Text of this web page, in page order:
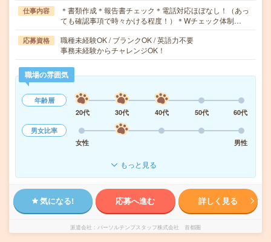
仕事内容
＊書類作成＊報告書チェック＊電話対応ほぼなし！（あっ
ても確認事項で時々かける程度！）＊Wチェック体制…
応募資格
職種未経験OK / ブランクOK / 英語力不要
事務未経験からチャレンジOK！
職場の雰囲気
年齢層
20代
30代 40代 50代
60代
男女比率
女性
男性
もっと見る
気になる! 応募へ進む 詳しく見る
派遣会社 パーソルテンプスタッフ株式会社 首都圏